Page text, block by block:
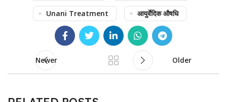
Unani Treatment आयुर्वेदिक औषधि
Newer Older